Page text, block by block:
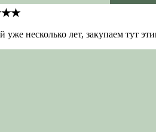
уже несколько лет, закупаем тут